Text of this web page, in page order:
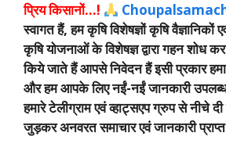
प्रिय किसानों…!
स्वागत हैं, हम कृषि विशेषज्ञों कृषि वैज्ञानिकों
कृषि योजनाओं के विशेषज्ञ द्वारा गहन शोध
किये जाते हैं आपसे निवेदन हैं इसी प्रकार
और हम आपके लिए नईं-नईं जानकारी
हमारे टेलीग्राम एवं व्हाट्सएप ग्रुप से नीचे
जुड़कर अनवरत समाचार एवं जानकारी